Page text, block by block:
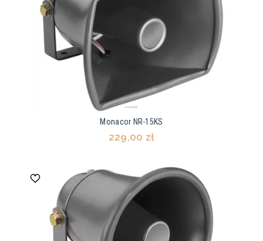
Monacor NR-15KS
229,00 zł